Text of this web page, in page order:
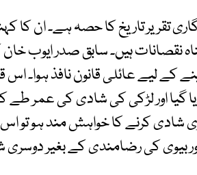
کی 1929کی ایک یادگاری تقریر تاریخ کا حصہ ہے۔ ان
نقصانات ہیں۔ سابق صدر ایوب
کے لیے عائلی قانون نافذ ہوا۔ اس
دیا گیا اور لڑکی کی شادی کی عمر
شادی کرنے کا خواہش مند ہو تو
بیوی کی رضامندی کے بغیر دوسری